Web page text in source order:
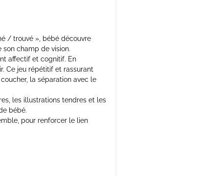
/ trouvé », bébé découvre
son champ de vision.
affectif et cognitif. En
Ce jeu répétitif et rassurant
la séparation avec le
les illustrations tendres et les
bébé.
pour renforcer le lien